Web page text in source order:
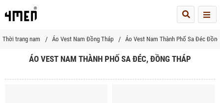
Thời trang nam Áo Vest Nam Đồng Tháp Áo Vest Nam Thành Phố Sa Đéc
ÁO VEST NAM THÀNH PHỐ SA ĐÉC, ĐỒNG THÁP